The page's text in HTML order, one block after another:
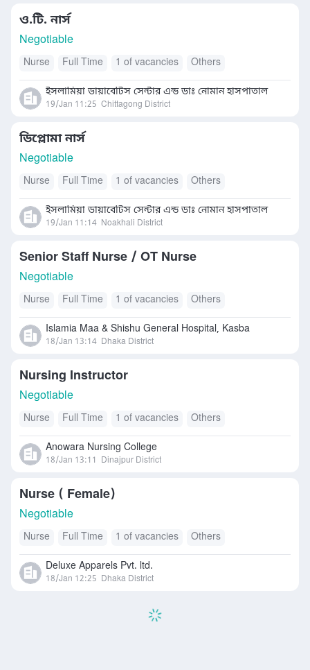
ও.টি. নার্স
Negotiable
Nurse Full Time 1 of vacancies Others
ইসলামিয়া ডায়াবেটিস সেন্টার এন্ড ডাঃ নোমান হাসপাতাল
19/Jan 11:25 Chittagong District
ডিপ্লোমা নার্স
Negotiable
Nurse Full Time 1 of vacancies Others
ইসলামিয়া ডায়াবেটিস সেন্টার এন্ড ডাঃ নোমান হাসপাতাল
19/Jan 11:14 Noakhali District
Senior Staff Nurse / OT Nurse
Negotiable
Nurse Full Time 1 of vacancies Others
Islamia Maa & Shishu General Hospital, Kasba
18/Jan 13:14 Dhaka District
Nursing Instructor
Negotiable
Nurse Full Time 1 of vacancies Others
Anowara Nursing College
18/Jan 13:11 Dinajpur District
Nurse ( Female)
Negotiable
Nurse Full Time 1 of vacancies Others
Deluxe Apparels Pvt. ltd.
18/Jan 12:25 Dhaka District